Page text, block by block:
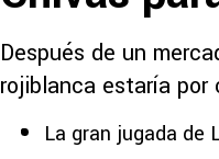
Después de un
rojiblanca estaría por
La gran jugada de